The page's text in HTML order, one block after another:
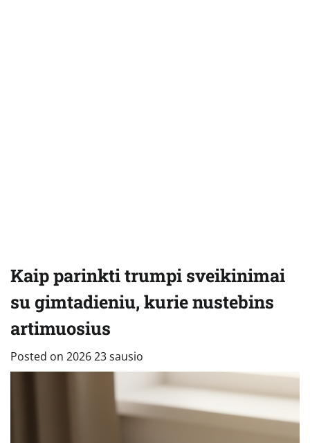
Kaip parinkti trumpi sveikinimai
su gimtadieniu, kurie nustebins
artimuosius
Posted on 2026 23 sausio